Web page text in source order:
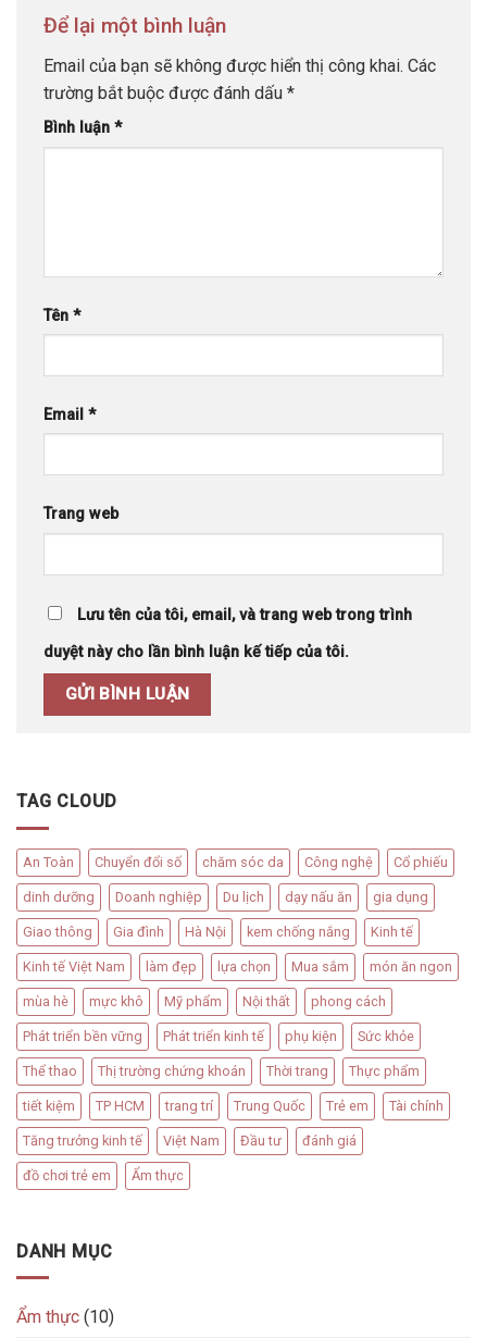
Để lại một bình luận
Email của bạn sẽ không được hiển thị công khai. Các
trường bắt buộc được đánh dấu *
Bình luận *
Tên *
Email *
Trang web
Lưu tên của tôi, email, và trang web trong trình
duyệt này cho lần bình luận kế tiếp của tôi.
TAG CLOUD
An Toàn Chuyển đổi số chăm sóc da Công nghệ Cổ phiếu
dinh dưỡng Doanh nghiệp Du lịch dạy nấu ăn gia dụng
Giao thông Gia đình Hà Nội kem chống nắng Kinh tế
Kinh tế Việt Nam làm đẹp lựa chọn Mua sắm món ăn ngon
mùa hè mực khô Mỹ phẩm Nội thất phong cách
Phát triển bền vững Phát triển kinh tế phụ kiện Sức khỏe
Thể thao Thị trường chứng khoán Thời trang Thực phẩm
tiết kiệm TP HCM trang trí Trung Quốc Trẻ em Tài chính
Tăng trưởng kinh tế Việt Nam Đầu tư đánh giá
đồ chơi trẻ em Ẩm thực
DANH MỤC
Ẩm thực (10)